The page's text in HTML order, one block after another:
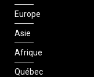
Europe
Asie
Afrique
Québec